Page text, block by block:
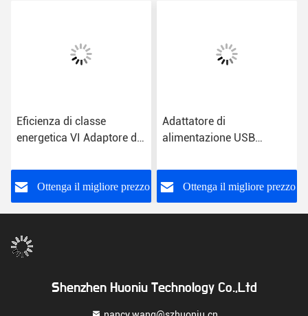
Eficienza di classe
energetica VI Adaptore di
USB con ingresso CA per
uso universale
Ottenga il migliore prezzo
Adattatore di
alimentazione USB
energetica VI
Ottenga il migliore prezzo
Shenzhen Huoniu Technology Co.,Ltd